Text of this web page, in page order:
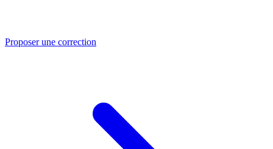
Proposer une correction